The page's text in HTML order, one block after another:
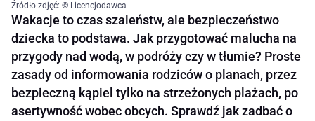
Źródło zdjęć: © Licencjodawca
Wakacje to czas szaleństw, ale bezpieczeństwo
dziecka to podstawa. Jak przygotować malucha na
przygody nad wodą, w podróży czy w tłumie? Proste
zasady od informowania rodziców o planach, przez
bezpieczną kąpiel tylko na strzeżonych plażach, po
asertywność wobec obcych. Sprawdź jak zadbać o